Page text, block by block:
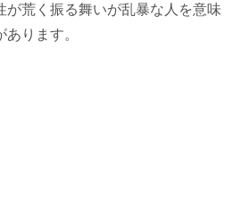
が荒く振る舞いが乱暴な人を意味
ります。